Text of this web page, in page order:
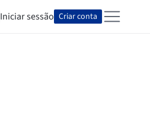
Iniciar sessão Criar conta